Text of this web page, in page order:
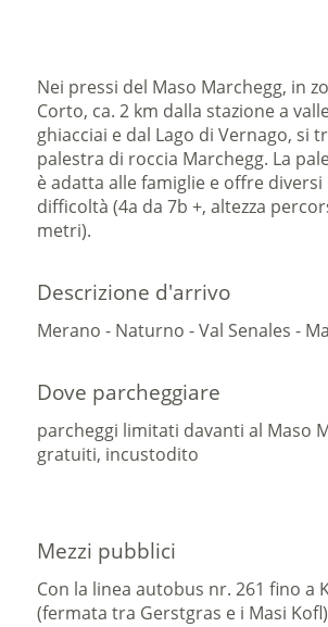
Nei pressi del Maso Marchegg, in
Corto, ca. 2 km dalla stazione a
ghiacciai e dal Lago di Vernago, si
palestra di roccia Marchegg. La
è adatta alle famiglie e offre diversi
difficoltà (4a da 7b +, altezza
metri).
Descrizione d'arrivo
Merano - Naturno - Val Senales -
Dove parcheggiare
parcheggi limitati davanti al Maso
gratuiti, incustodito
Mezzi pubblici
Con la linea autobus nr. 261 fino a
(fermata tra Gerstgras e i Masi Kofl)